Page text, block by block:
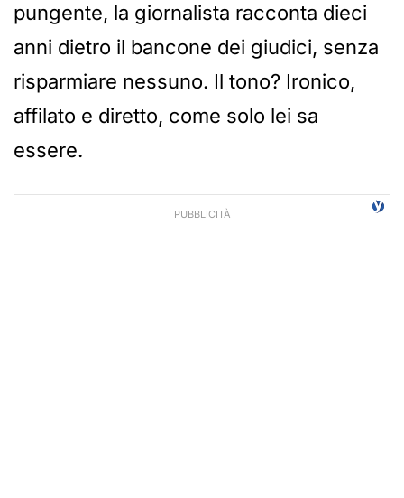
pungente, la giornalista racconta dieci
anni dietro il bancone dei giudici, senza
risparmiare nessuno. Il tono? Ironico,
affilato e diretto, come solo lei sa
essere.